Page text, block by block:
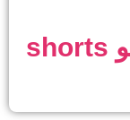
بهترین سرویس های ویو shorts